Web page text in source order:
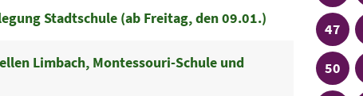
Linie
47
Linie
50
Stadtschule (ab Freitag, den 09.01.)
Limbach, Montessouri-Schule und